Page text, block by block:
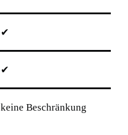
✔
✔
keine Beschränkung